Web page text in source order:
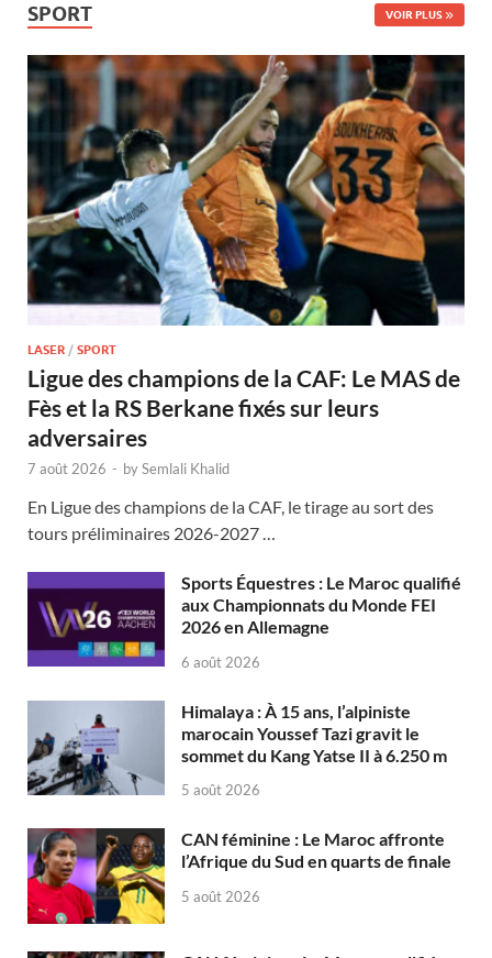
SPORT VOIR PLUS
LASER / SPORT
Ligue des champions de la CAF: Le MAS de
Fès et la RS Berkane fixés sur leurs
adversaires
7 août 2026 - bySemlali Khalid
En Ligue des champions de la CAF, le tirage au sort des
tours préliminaires 2026-2027 …
Sports Équestres : Le Maroc qualifié
aux Championnats du Monde FEI
2026 en Allemagne
6 août 2026
Himalaya : À 15 ans, l’alpiniste
marocain Youssef Tazi gravit le
sommet du Kang Yatse II à 6.250 m
5 août 2026
CAN féminine : Le Maroc affronte
l’Afrique du Sud en quarts de finale
5 août 2026